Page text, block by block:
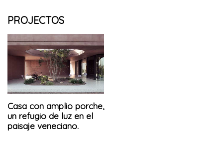
PROJECTOS
Casa con amplio porche,
un refugio de luz en el
paisaje veneciano.